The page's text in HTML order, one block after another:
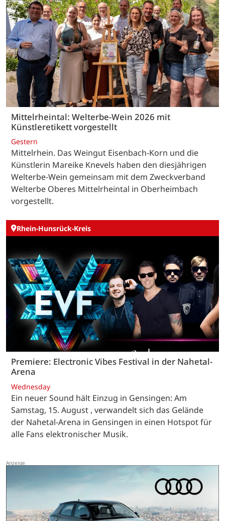
Mittelrheintal: Welterbe-Wein 2026 mit
Künstleretikett vorgestellt
Gestern
Mittelrhein. Das Weingut Eisenbach-Korn und die
Künstlerin Mareike Knevels haben den diesjährigen
Welterbe-Wein gemeinsam mit dem Zweckverband
Welterbe Oberes Mittelrheintal in Oberheimbach
vorgestellt.
Rhein-Hunsrück-Kreis
Premiere: Electronic Vibes Festival in der Nahetal-
Arena
Wednesday
Ein neuer Sound hält Einzug in Gensingen: Am
Samstag, 15. August , verwandelt sich das Gelände
der Nahetal-Arena in Gensingen in einen Hotspot für
alle Fans elektronischer Musik.